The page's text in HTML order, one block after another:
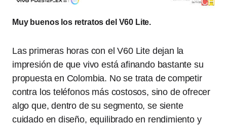
Muy buenos los retratos del V60 Lite.
Las primeras horas con el V60 Lite dejan la
impresión de que vivo está afinando bastante su
propuesta en Colombia. No se trata de competir
contra los teléfonos más costosos, sino de ofrecer
algo que, dentro de su segmento, se siente
cuidado en diseño, equilibrado en rendimiento y